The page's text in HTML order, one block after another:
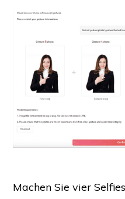
Machen Sie vier